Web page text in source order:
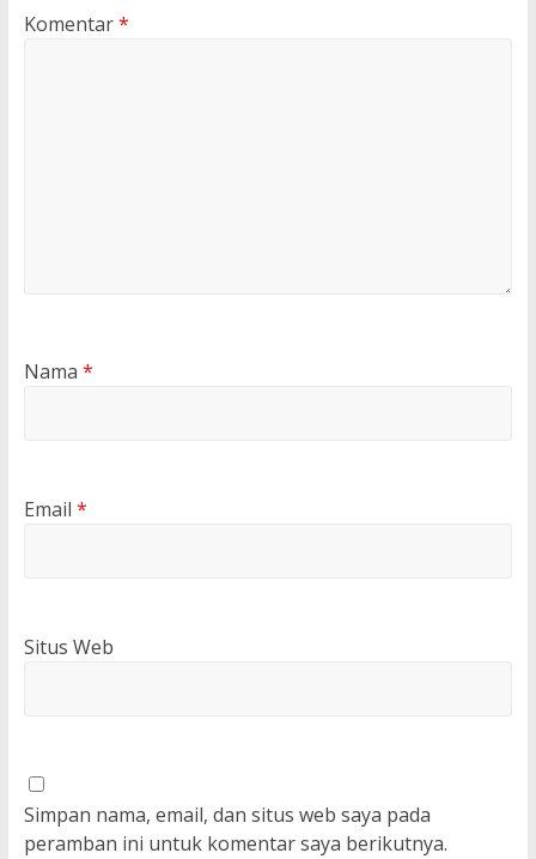
Komentar*
Nama *
Email *
Situs Web
Simpan nama, email, dan situs web saya pada
peramban ini untuk komentar saya berikutnya.